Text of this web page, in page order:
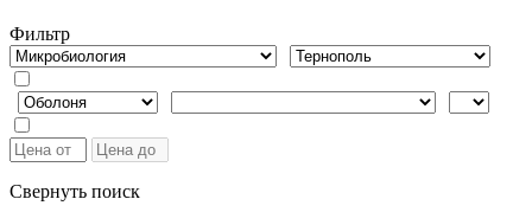
Фильтр
Свернуть поиск